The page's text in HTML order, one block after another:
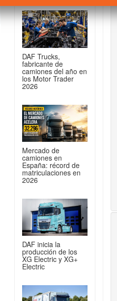
DAF Trucks,
fabricante de
camiones del año en
los Motor Trader
2026
Mercado de
camiones en
España: récord de
matriculaciones en
2026
DAF inicia la
producción de los
XG Electric y XG+
Electric